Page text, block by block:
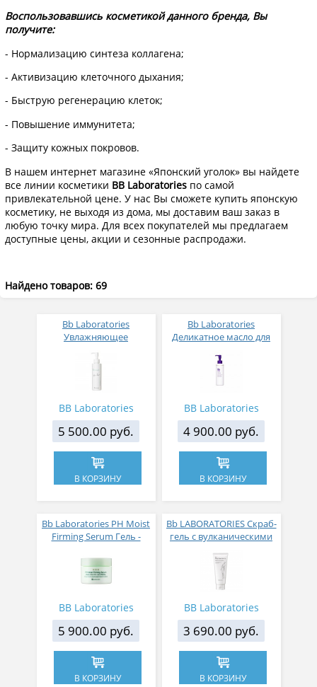
Воспользовавшись косметикой данного бренда, Вы
получите:
- Нормализацию синтеза коллагена;
- Активизацию клеточного дыхания;
- Быструю регенерацию клеток;
- Повышение иммунитета;
- Защиту кожных покровов.
В нашем интернет магазине «Японский уголок» вы найдете
все линии косметики BB Laboratories по самой
привлекательной цене. У нас Вы сможете купить японскую
косметику, не выходя из дома, мы доставим ваш заказ в
любую точку мира. Для всех покупателей мы предлагаем
доступные цены, акции и сезонные распродажи.
Найдено товаров: 69
Bb Laboratories
Увлажняющее
очищающее масло PH
Moist Cleansing Oil 145
мл
BB Laboratories
5 500.00 руб.
В КОРЗИНУ
Bb Laboratories
Деликатное масло для
снятия макияжа 145 мл
BB Laboratories
4 900.00 руб.
В КОРЗИНУ
Bb Laboratories PH Moist
Firming Serum Гель -
«антигликации» для
упругости и увлажнения
кожи 58 гр
BB Laboratories
5 900.00 руб.
В КОРЗИНУ
Bb LABORATORIES Скраб-
гель с вулканическими
Body Clear Gel Pro 200 гр
BB Laboratories
3 690.00 руб.
В КОРЗИНУ